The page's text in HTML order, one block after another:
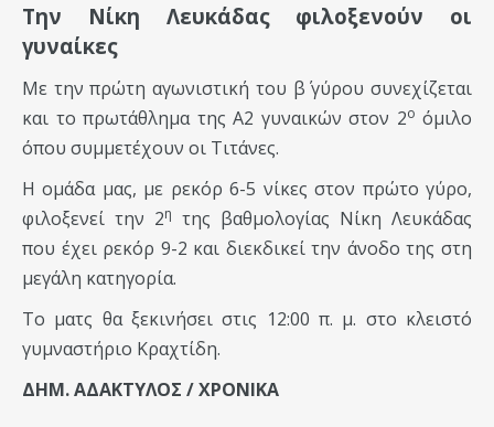
Την Νίκη Λευκάδας φιλοξενούν οι
γυναίκες
Με την πρώτη αγωνιστική του β΄ γύρου συνεχίζεται
και το πρωτάθλημα της Α2 γυναικών στον 2ο όμιλο
όπου συμμετέχουν οι Τιτάνες.
Η ομάδα μας, με ρεκόρ 6-5 νίκες στον πρώτο γύρο,
φιλοξενεί την 2η της βαθμολογίας Νίκη Λευκάδας
που έχει ρεκόρ 9-2 και διεκδικεί την άνοδο της στη
μεγάλη κατηγορία.
Το ματς θα ξεκινήσει στις 12:00 π. μ. στο κλειστό
γυμναστήριο Κραχτίδη.
ΔΗΜ. ΑΔΑΚΤΥΛΟΣ / ΧΡΟΝΙΚΑ